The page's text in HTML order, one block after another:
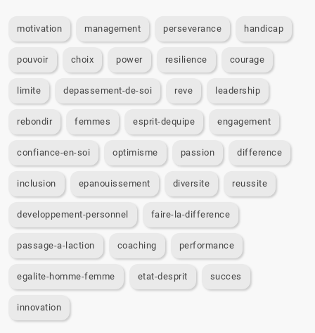
motivation management perseverance handicap
pouvoir choix power resilience courage
limite depassement-de-soi reve leadership
rebondir femmes esprit-dequipe engagement
confiance-en-soi optimisme passion difference
inclusion epanouissement diversite reussite
developpement-personnel faire-la-difference
passage-a-laction coaching performance
egalite-homme-femme etat-desprit succes
innovation